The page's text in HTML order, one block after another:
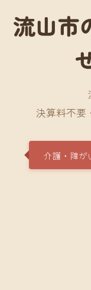
流山市
決算料不要
介護・障が